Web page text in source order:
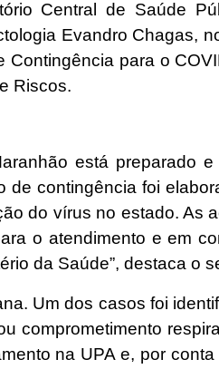
Central de Saúde
Evandro Chagas,
para o
Riscos.
está preparado
de contingência foi
do vírus no estado. As
o atendimento e em
da Saúde”, destaca o
Um dos casos foi
comprometimento
na UPA e, por